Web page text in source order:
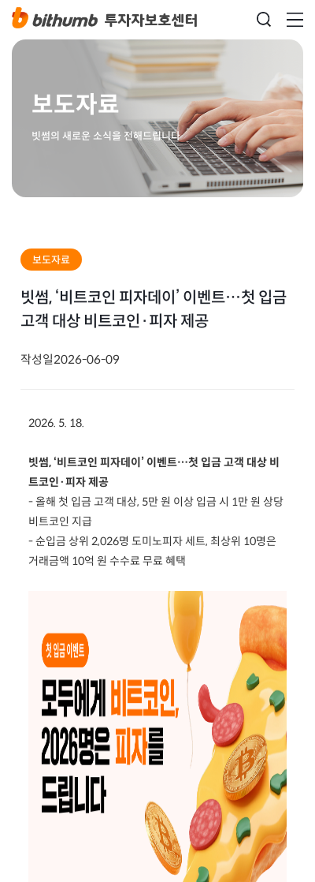
보도자료
빗썸의 새로운 소식을 전해드립니다
보도자료
빗썸, ‘비트코인 피자데이’ 이벤트…첫 입금
고객 대상 비트코인·피자 제공
작성일2026-06-09
2026. 5. 18.
빗썸, ‘비트코인 피자데이’ 이벤트…첫 입금 고객 대상 비
트코인·피자 제공
- 올해 첫 입금 고객 대상, 5만 원 이상 입금 시 1만 원 상당
비트코인 지급
- 순입금 상위 2,026명 도미노피자 세트, 최상위 10명은
거래금액 10억 원 수수료 무료 혜택